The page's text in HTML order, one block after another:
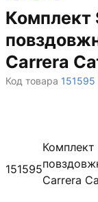
Комплект
Carrera
Код товара 151595
151595
Carrera